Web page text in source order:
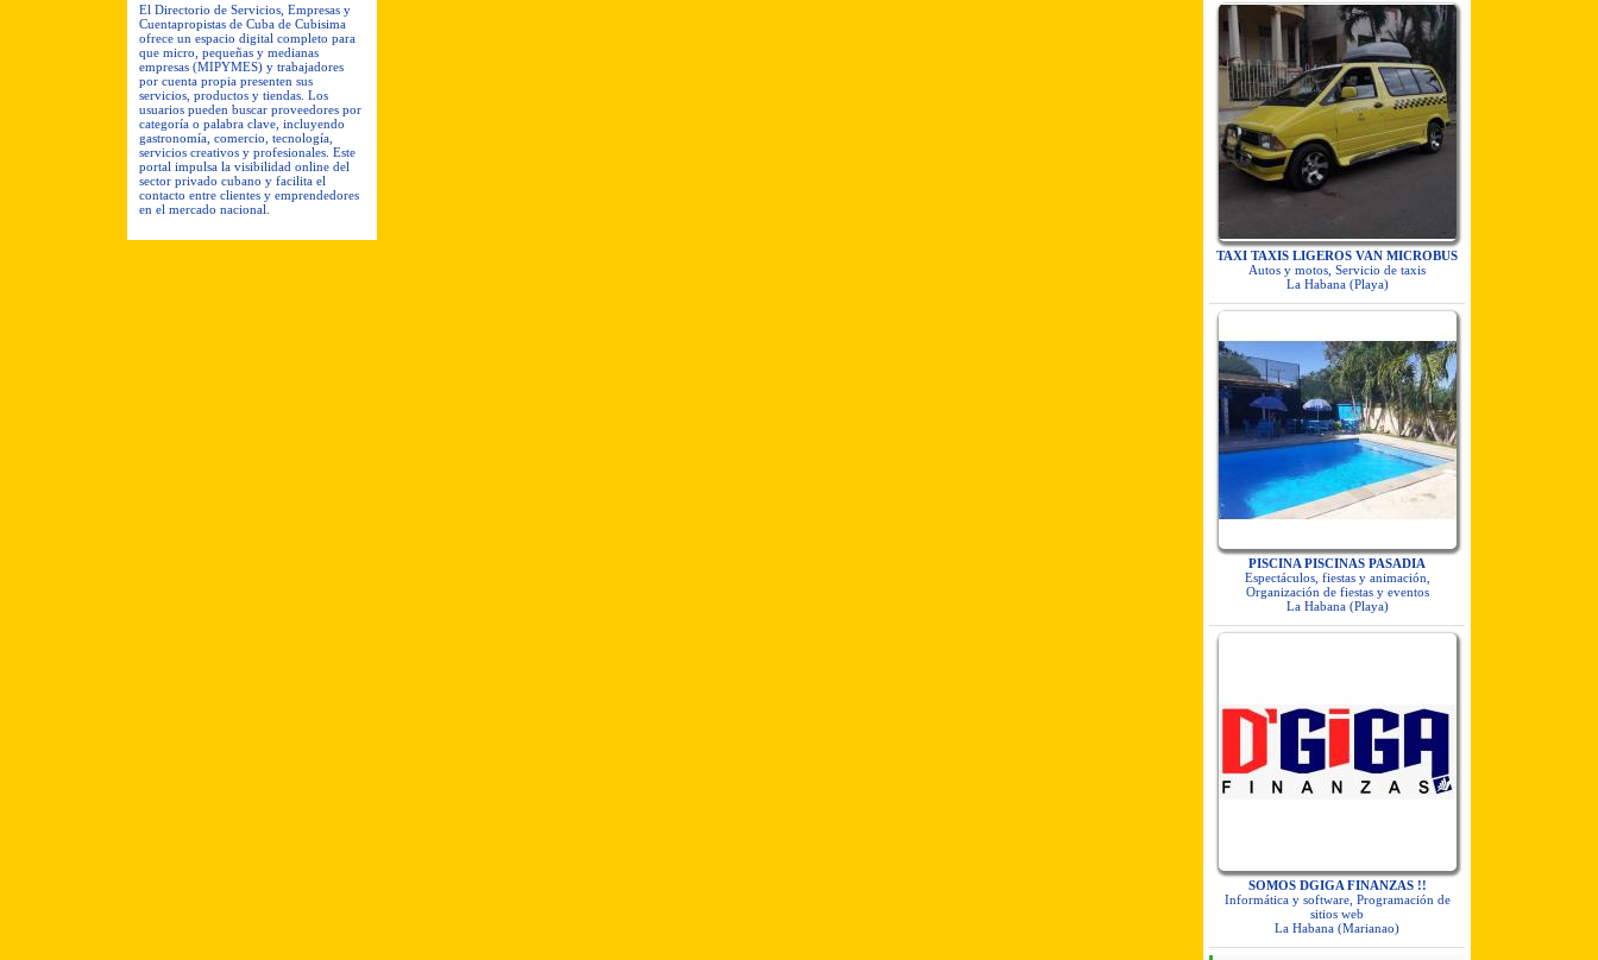
El Directorio de Servicios, Empresas y
Cuentapropistas de Cuba de Cubisima
ofrece un espacio digital completo para
que micro, pequeñas y medianas
empresas (MIPYMES) y trabajadores
por cuenta propia presenten sus
servicios, productos y tiendas. Los
usuarios pueden buscar proveedores por
categoría o palabra clave, incluyendo
gastronomía, comercio, tecnología,
servicios creativos y profesionales. Este
portal impulsa la visibilidad online del
sector privado cubano y facilita el
contacto entre clientes y emprendedores
en el mercado nacional.
TAXI TAXIS LIGEROS VAN MICROBUS
Autos y motos, Servicio de taxis
La Habana (Playa)
PISCINA PISCINAS PASADIA
Espectáculos, fiestas y animación,
Organización de fiestas y eventos
La Habana (Playa)
SOMOS DGIGA FINANZAS !!
Informática y software, Programación de
sitios web
La Habana (Marianao)